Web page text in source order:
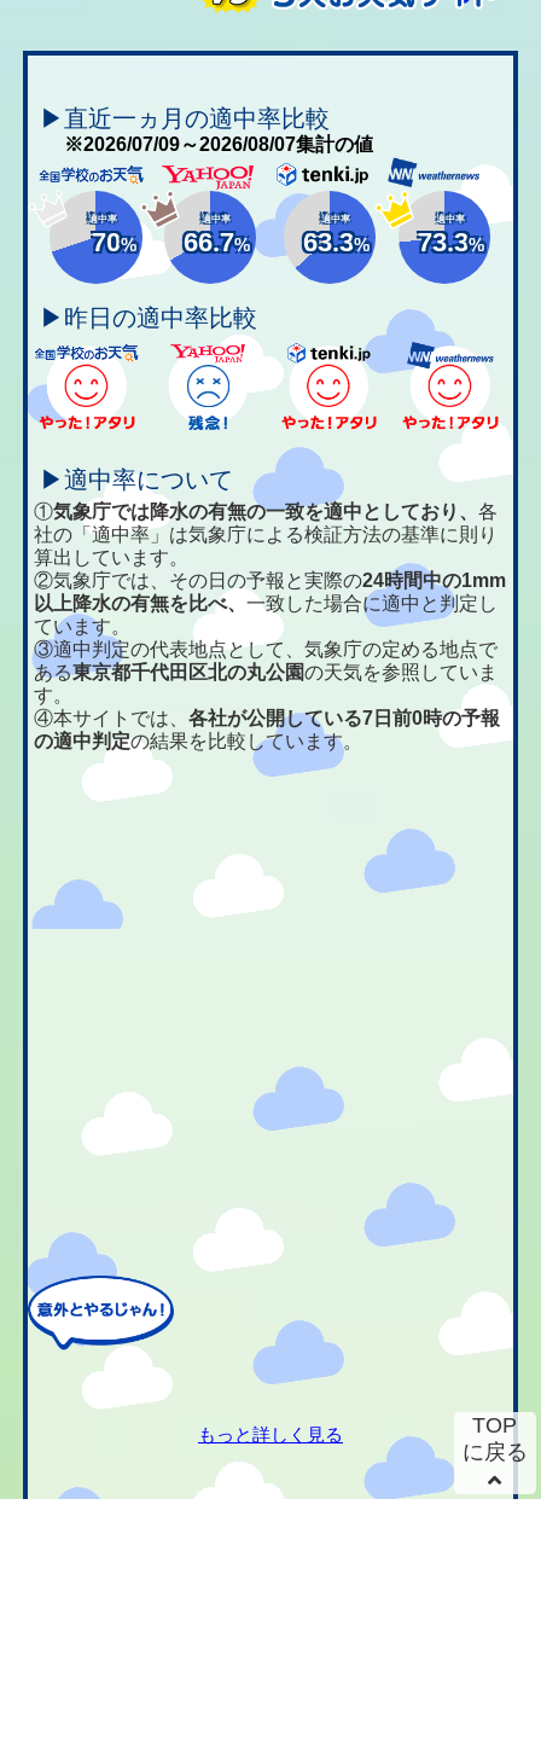
▶直近一ヵ月の適中率比較
※2026/07/09～2026/08/07集計の値
適中率
70%
適中率
66.7%
適中率
63.3%
適中率
73.3%
▶昨日の適中率比較
▶適中率について
①気象庁では降水の有無の一致を適中としており、各
社の「適中率」は気象庁による検証方法の基準に則り
算出しています。
②気象庁では、その日の予報と実際の24時間中の1mm
以上降水の有無を比べ、一致した場合に適中と判定し
ています。
③適中判定の代表地点として、気象庁の定める地点で
ある東京都千代田区北の丸公園の天気を参照していま
す。
④本サイトでは、各社が公開している7日前0時の予報
の適中判定の結果を比較しています。
もっと詳しく見る
TOP
に戻る